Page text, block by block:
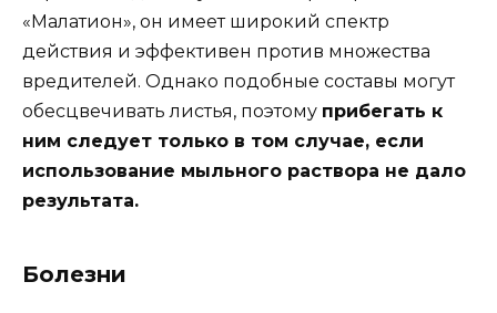
«Малатион», он имеет широкий спектр
действия и эффективен против множества
вредителей. Однако подобные составы могут
обесцвечивать листья, поэтому прибегать к
ним следует только в том случае, если
использование мыльного раствора не дало
результата.
Болезни